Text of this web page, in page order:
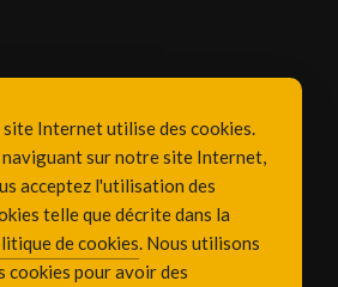
site Internet utilise des cookies.
naviguant sur notre site Internet,
acceptez l'utilisation des
telle que décrite dans la
de cookies. Nous utilisons
cookies pour avoir des